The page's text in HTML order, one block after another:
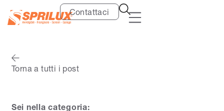
Contattaci
Torna a tutti i post
Sei nella categoria: